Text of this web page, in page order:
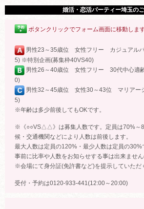
婚活・恋活パーティー埼玉の
ボタンクリックでフォーム画面に移動します
男性23～35歳位 女性フリー カジュアル
5) ※特別企画(募集枠40VS40)
男性26～40歳位 女性フリー 30代中心適
0)
男性32～45歳位 女性30～43位 マリアー
5)
※年齢は多少前後してもOKです。
※《○○VS△△》は募集人数です。定員は70%～
候・交通機関などにより人数は前後します。
最大人数は定員の120%・最少人数は定員の30%
事前に比率や人数をお知らせする事は出来ません
※会場にて身分証(免許書など)を提示していただ
受付・予約は0120-933-441(12:00～20:00)